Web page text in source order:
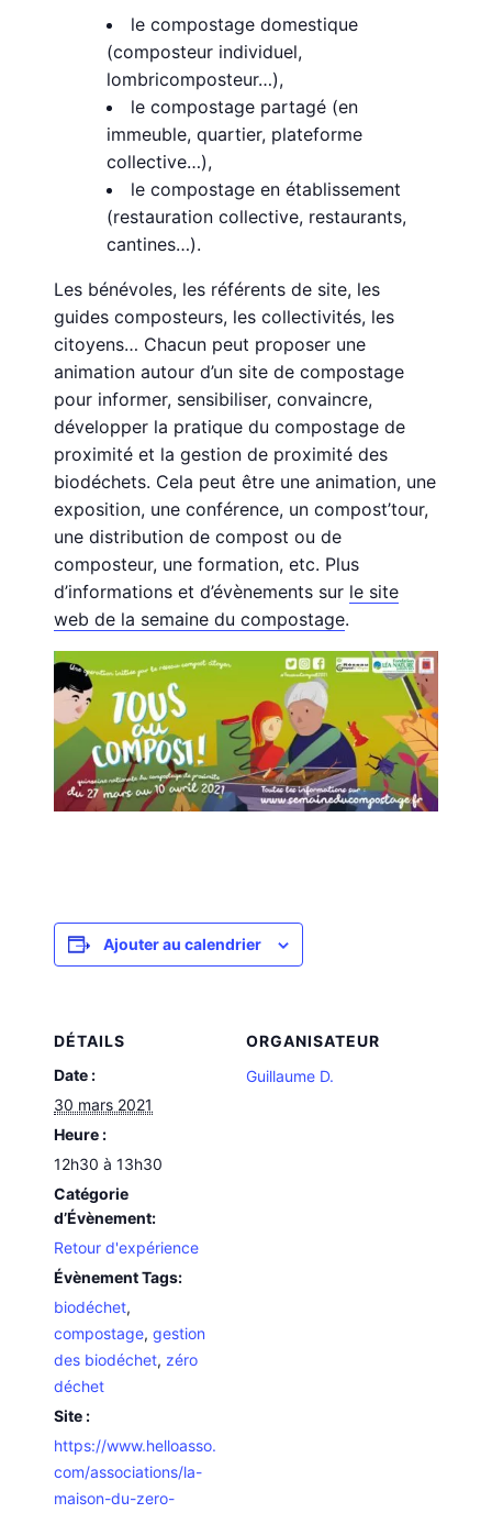
le compostage domestique
(composteur individuel,
lombricomposteur…),
le compostage partagé (en
immeuble, quartier, plateforme
collective…),
le compostage en établissement
(restauration collective, restaurants,
cantines…).
Les bénévoles, les référents de site, les
guides composteurs, les collectivités, les
citoyens… Chacun peut proposer une
animation autour d’un site de compostage
pour informer, sensibiliser, convaincre,
développer la pratique du compostage de
proximité et la gestion de proximité des
biodéchets. Cela peut être une animation, une
exposition, une conférence, un compost’tour,
une distribution de compost ou de
composteur, une formation, etc. Plus
d’informations et d’évènements sur le site
web de la semaine du compostage.
Ajouter au calendrier
DÉTAILS
Date :
30 mars 2021
Heure :
12h30 à 13h30
Catégorie
d’Évènement:
Retour d'expérience
Évènement Tags:
biodéchet,
compostage,gestion
des biodéchet, zéro
déchet
Site :
https://www.helloasso.
com/associations/la-
maison-du-zero-
ORGANISATEUR
Guillaume D.